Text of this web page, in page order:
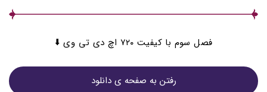
فصل سوم با کیفیت ۷۲۰ اچ دی تی وی ⬇️
رفتن به صفحه ی دانلود